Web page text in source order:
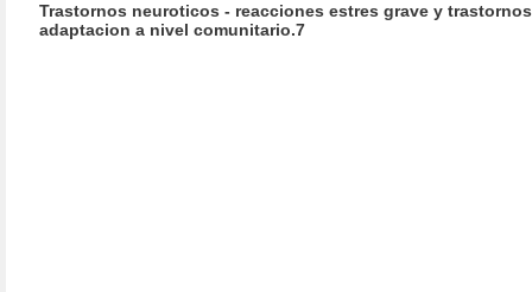
Trastornos neuroticos - reacciones estres grave y
adaptacion a nivel comunitario.7